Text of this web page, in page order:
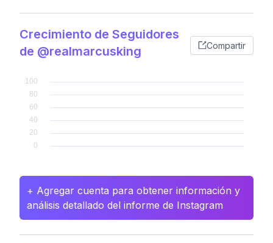
Crecimiento de Seguidores
de @realmarcusking
Compartir
+ Agregar cuenta para obtener información y
análisis detallado del informe de Instagram